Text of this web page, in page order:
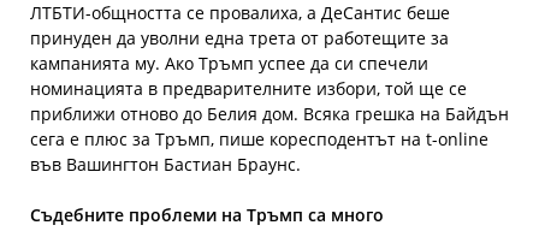
ЛТБТИ-общността се провалиха, а ДеСантис беше
принуден да уволни една трета от работещите за
кампанията му. Ако Тръмп успее да си спечели
номинацията в предварителните избори, той ще се
приближи отново до Белия дом. Всяка грешка на Байдън
сега е плюс за Тръмп, пише коресподентът на t-online
във Вашингтон Бастиан Браунс.
Съдебните проблеми на Тръмп са много